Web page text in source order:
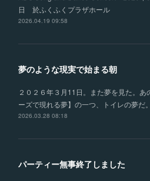
日 於ふくふくプラザホール
2026.04.19 09:58
夢のような現実で始まる朝
２０２６年３月11日。また夢を見た。あ
ーズで現れる夢】の一つ、トイレの夢だ
2026.03.28 08:18
パーティー無事終了しました